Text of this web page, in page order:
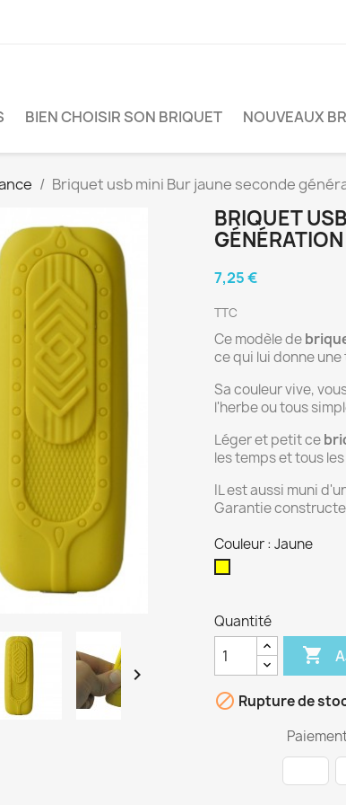
BIEN CHOISIR SON BRIQUET NOUVEAUX
Briquet usb mini Bur jaune seconde

BRIQUET
7,25 €
TTC
Ce modèle de
ce qui lui donne
Sa couleur vive,
l'herbe ou tous
Léger et petit ce
les temps et tous
IL est aussi muni
Garantie
Couleur : Jaune
Quantité

 Rupture de